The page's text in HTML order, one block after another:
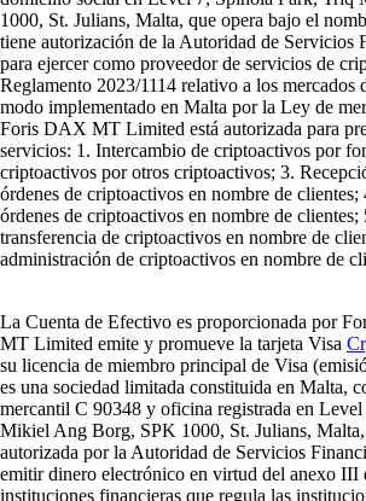
1000, St. Julians, Malta, que opera bajo el
tiene autorización de la Autoridad de Servicios
para ejercer como proveedor de servicios de
Reglamento 2023/1114 relativo a los mercados
modo implementado en Malta por la Ley de
Foris DAX MT Limited está autorizada para
servicios: 1. Intercambio de criptoactivos por
criptoactivos por otros criptoactivos; 3.
órdenes de criptoactivos en nombre de
órdenes de criptoactivos en nombre de clientes;
transferencia de criptoactivos en nombre de
administración de criptoactivos en nombre de
La Cuenta de Efectivo es proporcionada por
MT Limited emite y promueve la tarjeta Visa
su licencia de miembro principal de Visa
es una sociedad limitada constituida en Malta,
mercantil C 90348 y oficina registrada en
Mikiel Ang Borg, SPK 1000, St. Julians, Malta,
autorizada por la Autoridad de Servicios
emitir dinero electrónico en virtud del anexo III
instituciones financieras que regula las